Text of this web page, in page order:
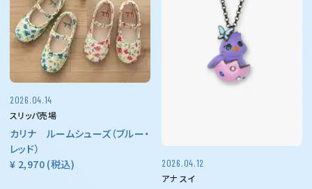
2026.04.14
スリッパ売場
カリナ ルームシューズ（ブルー・
レッド）
¥ 2,970 (税込)
2026.04.12
アナ スイ